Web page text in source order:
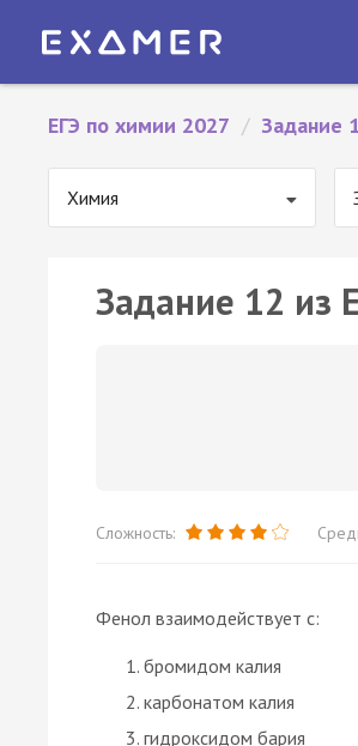
ЕГЭ по химии 2027 / Задание
Химия
Задание 12 из
Сложность:
Фенол взаимодействует с:
бромидом калия
карбонатом калия
гидроксидом бария